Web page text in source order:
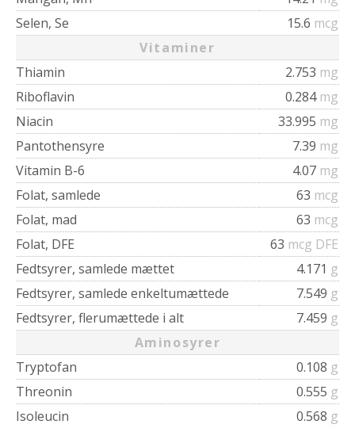
Selen, Se
15.6 mcg
Vitaminer
Thiamin
2.753 mg
Riboflavin
0.284 mg
Niacin
33.995 mg
Pantothensyre
7.39 mg
Vitamin B-6
4.07 mg
Folat, samlede
63 mcg
Folat, mad
63 mcg
Folat, DFE
63 mcg DFE
Fedtsyrer, samlede mættet
4.171 g
Fedtsyrer, samlede enkeltumættede
7.549 g
Fedtsyrer, flerumættede i alt
7.459 g
Aminosyrer
Tryptofan
0.108 g
Threonin
0.555 g
Isoleucin
0.568 g